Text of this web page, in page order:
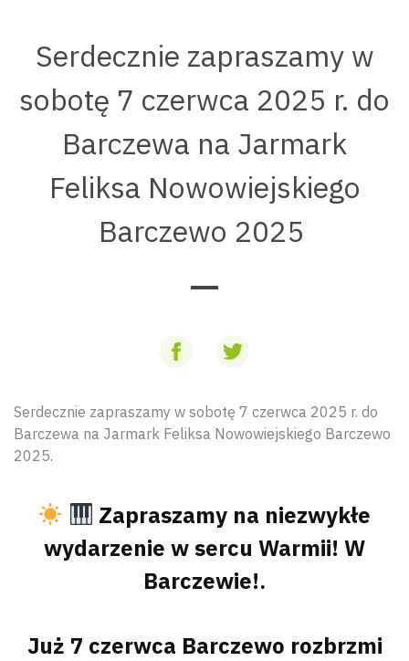
Serdecznie zapraszamy w
sobotę 7 czerwca 2025 r. do
Barczewa na Jarmark
Feliksa Nowowiejskiego
Barczewo 2025
Serdecznie zapraszamy w sobotę 7 czerwca 2025 r. do
Barczewa na Jarmark Feliksa Nowowiejskiego Barczewo
2025.
Zapraszamy na niezwykłe
wydarzenie w sercu Warmii! W
Barczewie!.
Już 7 czerwca Barczewo rozbrzmi